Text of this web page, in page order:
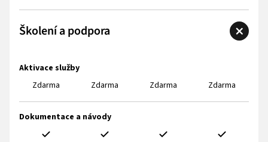
Školení a podpora
Aktivace služby
Zdarma
Zdarma Zdarma Zdarma
Dokumentace a návody